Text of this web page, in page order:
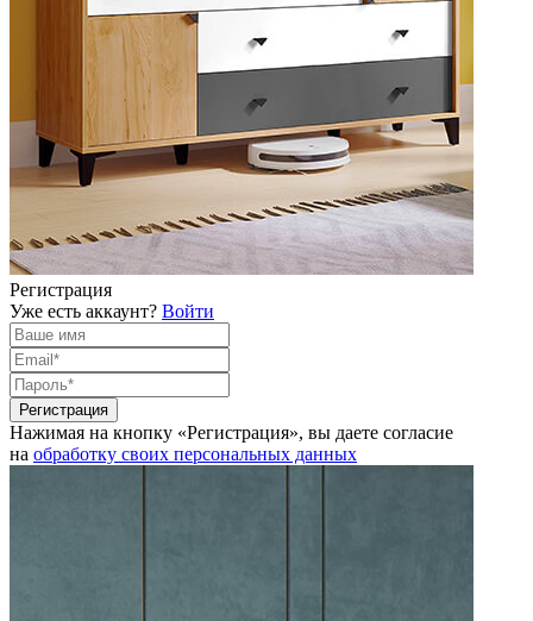
Регистрация
Уже есть аккаунт? Войти
Нажимая на кнопку «Регистрация», вы даете согласие
на обработку своих персональных данных